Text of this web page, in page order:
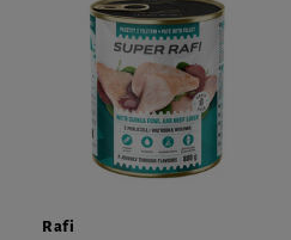
Rafi